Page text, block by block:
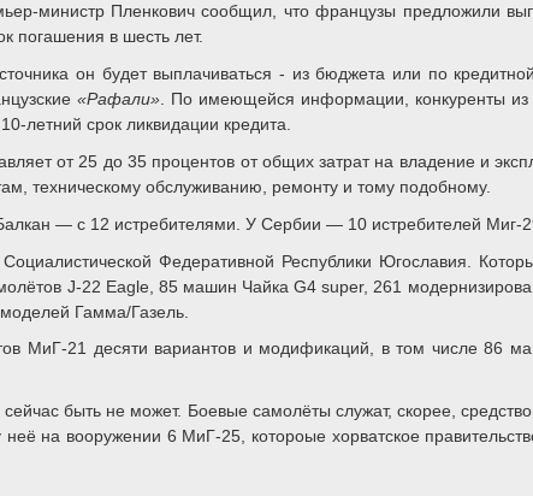
министр Пленкович сообщил, что французы предложили
погашения в шесть лет.
он будет выплачиваться - из бюджета или по
«Рафали» . По имеющейся информации, конкуренты
летний срок ликвидации кредита.
от 25 до 35 процентов от общих затрат на владение и
техническому обслуживанию, ремонту и тому подобному.
— с 12 истребителями. У Сербии — 10 истребителей Миг-
Федеративной Республики Югославия.
J-22 Eagle, 85 машин Чайка G4 super, 261
Гамма/Газель.
МиГ-21 десяти вариантов и модификаций, в том числе 86
быть не может. Боевые самолёты служат, скорее,
на вооружении 6 МиГ-25, котороые хорватское